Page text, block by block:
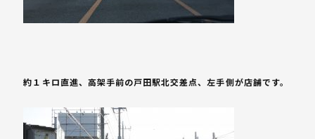
約１キロ直進、高架手前の戸田駅北交差点、左手側が店舗です。